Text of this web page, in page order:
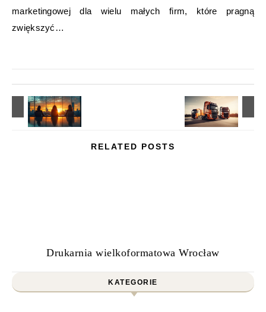
marketingowej dla wielu małych firm, które pragną
zwiększyć…
RELATED POSTS
Drukarnia wielkoformatowa Wrocław
KATEGORIE